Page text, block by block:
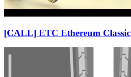
[CALL] ETC Ethereum Classic